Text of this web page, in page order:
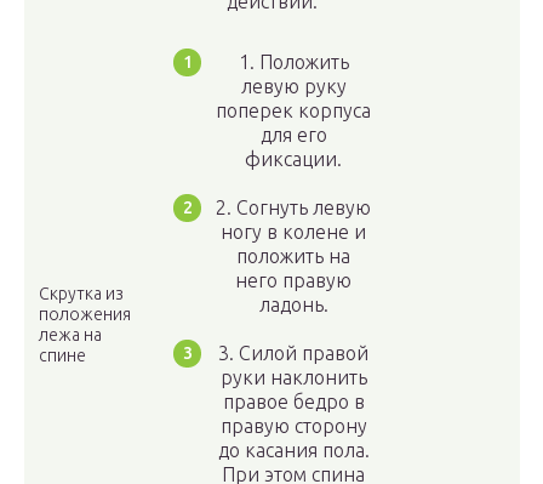
Скрутка из
положения
лежа на
спине
1. Положить
левую руку
поперек корпуса
для его
фиксации.
2. Согнуть левую
ногу в колене и
положить на
него правую
ладонь.
3. Силой правой
руки наклонить
правое бедро в
правую сторону
до касания пола.
При этом спина